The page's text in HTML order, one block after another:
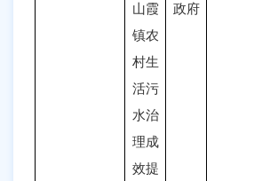
山霞
镇农
村生
活污
水治
理成
效提
政府